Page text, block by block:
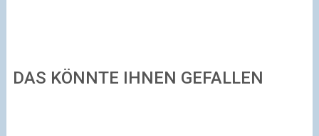
DAS KÖNNTE IHNEN GEFALLEN